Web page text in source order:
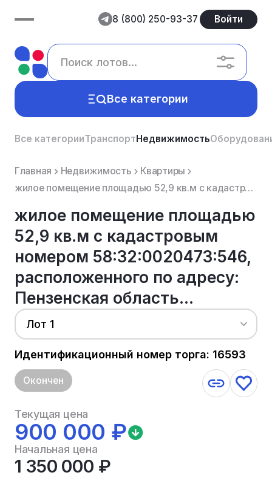
8 (800) 250-93-37 Войти
Все категории
Все категорииТранспортНедвижимость
Главная Недвижимость
Квартиры
жилое помещение площадью 52,9 кв.м с кадастровым номером 58:32:0020473:546, расположенного по адресу...
жилое помещение площадью
52,9 кв.м с кадастровым
номером 58:32:0020473:546,
расположенного по адресу:
Пензенская область...
Лот 1
Идентификационный номер торга: 16593
Окончен
Текущая цена
900 000 ₽
Начальная цена
1 350 000 ₽